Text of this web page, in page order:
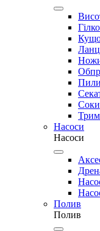
Насоси
Насоси
Полив
Полив